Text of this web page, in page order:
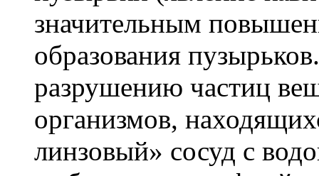
значительным
образования
разрушению частиц
организмов,
линзовый» сосуд с